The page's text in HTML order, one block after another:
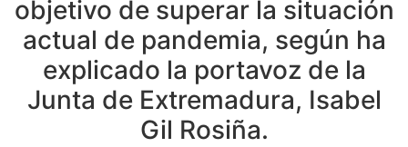
objetivo de superar la situación
actual de pandemia, según ha
explicado la portavoz de la
Junta de Extremadura, Isabel
Gil Rosiña.